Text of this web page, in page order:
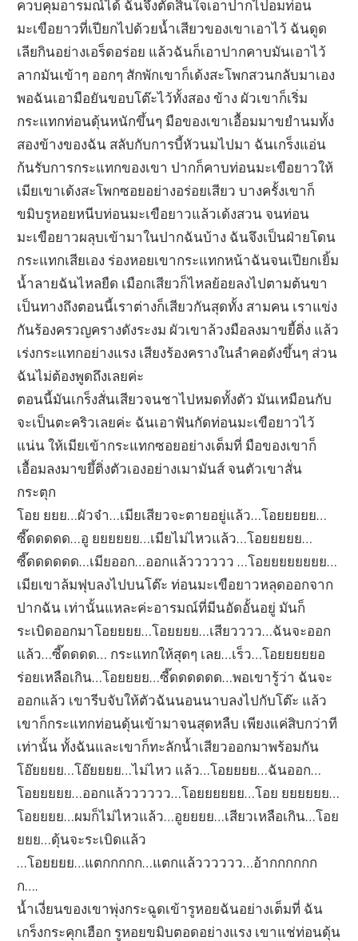
ควบคุมอารมณ์ได้ ฉันจึงตัดสินใจเอาปากไปอมท่อน
มะเขือยาวที่เปียกไปด้วยน้ำเสียวของเขาเอาไว้ ฉันดูด
เลียกินอย่างเอร็ดอร่อย แล้วฉันก็เอาปากคาบมันเอาไว้
ลากมันเข้าๆ ออกๆ สักพักเขาก็เด้งสะโพกสวนกลับมาเอง
พอฉันเอามือยันขอบโต๊ะไว้ทั้งสอง ข้าง ผัวเขาก็เริ่ม
กระแทกท่อนดุ้นหนักขึ้นๆ มือของเขาเอื้อมมาขยำนมทั้ง
สองข้างของฉัน สลับกับการบี้หัวนมไปมา ฉันเกร็งแอ่น
ก้นรับการกระแทกของเขา ปากก็คาบท่อนมะเขือยาวให้
เมียเขาเด้งสะโพกซอยอย่างอร่อยเสียว บางครั้งเขาก็
ขมิบรูหอยหนีบท่อนมะเขือยาวแล้วเด้งสวน จนท่อน
มะเขือยาวผลุบเข้ามาในปากฉันบ้าง ฉันจึงเป็นฝ่ายโดน
กระแทกเสียเอง ร่องหอยเขากระแทกหน้าฉันจนเปียกเยิ้ม
น้ำลายฉันไหลยืด เมือกเสียวก็ไหลย้อยลงไปตามต้นขา
เป็นทางถึงตอนนี้เราต่างก็เสียวกันสุดทั้ง สามคน เราแข่ง
กันร้องครวญครางดังระงม ผัวเขาล้วงมือลงมาขยี้ติ่ง แล้ว
เร่งกระแทกอย่างแรง เสียงร้องครางในลำคอดังขึ้นๆ ส่วน
ฉันไม่ต้องพูดถึงเลยค่ะ
ตอนนี้มันเกร็งสั่นเสียวจนชาไปหมดทั้งตัว มันเหมือนกับ
จะเป็นตะคริวเลยค่ะ ฉันเอาฟันกัดท่อนมะเขือยาวไว้
แน่น ให้เมียเข้ากระแทกซอยอย่างเต็มที่ มือของเขาก็
เอื้อมลงมาขยึ้ติ่งตัวเองอย่างเมามันส์ จนตัวเขาสั่น
กระตุก
โอย ยยย…ผัวจ๋า…เมียเสียวจะตายอยู่แล้ว…โอยยยยย…
ซี๊ดดดดด…อู ยยยยยย…เมียไม่ไหวแล้ว…โอยยยยย…
ซี๊ดดดดดด…เมียออก…ออกแล้วววววว …โอยยยยยยยย…
เมียเขาล้มฟุบลงไปบนโต๊ะ ท่อนมะเขือยาวหลุดออกจาก
ปากฉัน เท่านั้นแหละค่ะอารมณ์ที่มีนอัดอั้นอยู่ มันก็
ระเบิดออกมาโอยยยย…โอยยยย…เสียวววว…ฉันจะออก
แล้ว…ซี๊ดดดด… กระแทกให้สุดๆ เลย…เร็ว…โอยยยยยอ
ร่อยเหลือเกิน…โอยยยย…ซี๊ดดดดดด…พอเขารู้ว่า ฉันจะ
ออกแล้ว เขารีบจับให้ตัวฉันนอนนาบลงไปกับโต๊ะ แล้ว
เขาก็กระแทกท่อนดุ้นเข้ามาจนสุดหลืบ เพียงแค่สิบกว่าที
เท่านั้น ทั้งฉันและเขาก็ทะลักน้ำเสียวออกมาพร้อมกัน
โอ๊ยยยย…โอ๊ยยยย…ไม่ไหว แล้ว…โอยยยย…ฉันออก…
โอยยยยย…ออกแล้วววววว…โอยยยยยย…โอย ยยยยยย…
โอยยยย…ผมก็ไม่ไหวแล้ว…อูยยยย…เสียวเหลือเกิน…โอย
ยยย…ดุ้นจะระเบิดแล้ว
…โอยยยย…แตกกกกก…แตกแล้วววววว…อ้ากกกกกก
ก….
น้ำเงี่ยนของเขาพุ่งกระฉูดเข้ารูหอยฉันอย่างเต็มที่ ฉัน
เกร็งกระคุกเฮือก รูหอยขมิบตอดอย่างแรง เขาแช่ท่อนดุ้น